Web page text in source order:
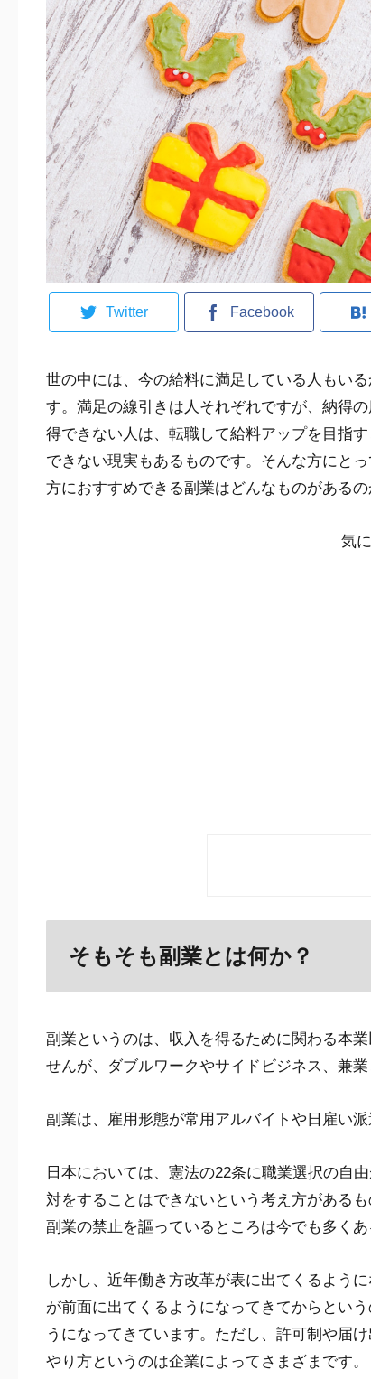
Twitter Facebook
世の中には、今の給料に満足している人もい
す。満足の線引きは人それぞれですが、納得
得できない人は、転職して給料アップを目指
できない現実もあるものです。そんな方にと
方におすすめできる副業はどんなものがあるの
気
そもそも副業とは何か？
副業というのは、収入を得るために関わる本
せんが、ダブルワークやサイドビジネス、兼業
副業は、雇用形態が常用アルバイトや日雇い
日本においては、憲法の22条に職業選択の自
対をすることはできないという考え方がある
副業の禁止を謳っているところは今でも多くあ
しかし、近年働き方改革が表に出てくるよう
が前面に出てくるようになってきてからとい
うになってきています。ただし、許可制や届
やり方というのは企業によってさまざまです。